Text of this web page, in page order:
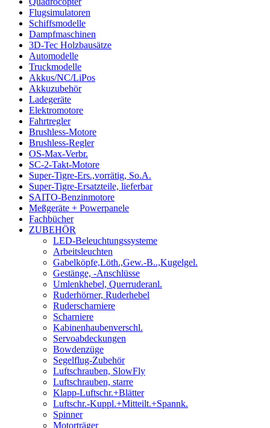
Flugsimulatoren
Schiffsmodelle
Dampfmaschinen
3D-Tec Holzbausätze
Automodelle
Truckmodelle
Akkus/NC/LiPos
Akkuzubehör
Ladegeräte
Elektromotore
Fahrtregler
Brushless-Motore
Brushless-Regler
OS-Max-Verbr.
SC-2-Takt-Motore
Super-Tigre-Ers.,vorrätig, So.A.
Super-Tigre-Ersatzteile, lieferbar
SAITO-Benzinmotore
Meßgeräte + Powerpanele
Fachbücher
ZUBEHÖR
LED-Beleuchtungssysteme
Arbeitsleuchten
Gabelköpfe,Löth.,Gew.-B..,Kugelgel.
Gestänge, -Anschlüsse
Umlenkhebel, Querruderanl.
Ruderhörner, Ruderhebel
Ruderscharniere
Scharniere
Kabinenhaubenverschl.
Servoabdeckungen
Bowdenzüge
Segelflug-Zubehör
Luftschrauben, SlowFly
Luftschrauben, starre
Klapp-Luftschr.+Blätter
Luftschr.-Kuppl.+Mitteilt.+Spannk.
Spinner
Motorträger